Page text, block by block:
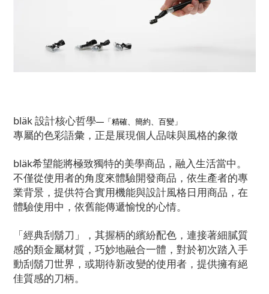
bläk 設計核心哲學—「精確、簡約、百變」
專屬的色彩語彙，正是展現個人品味與風格的象徵
bläk希望能將極致獨特的美學商品，融入生活當中。
不僅從使用者的角度來體驗開發商品，依生產者的專
業背景，提供符合實用機能與設計風格日用商品，在
體驗使用中，依舊能傳遞愉悅的心情。
「經典刮鬍刀」，其握柄的繽紛配色，連接著細膩質
感的類金屬材質，巧妙地融合一體，對於初次踏入手
動刮鬍刀世界，或期待新改變的使用者，提供擁有絕
佳質感的刀柄。